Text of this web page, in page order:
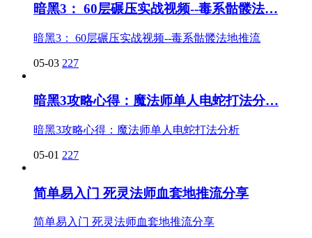
暗黑3： 60层碾压实战视频--毒系骷髅法…
暗黑3： 60层碾压实战视频--毒系骷髅法地推流
05-03 227
暗黑3攻略心得：魔法师单人电蛇打法分…
暗黑3攻略心得：魔法师单人电蛇打法分析
05-01 227
简单易入门 死灵法师血套地推流分享
简单易入门 死灵法师血套地推流分享